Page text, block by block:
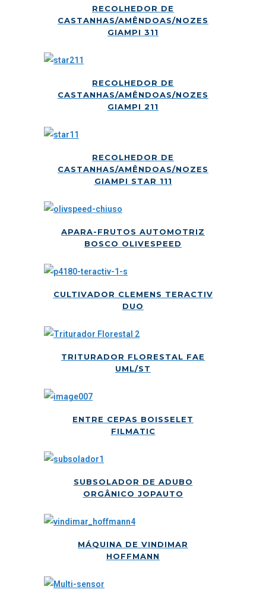
RECOLHEDOR DE
CASTANHAS/AMÊNDOAS/NOZES
GIAMPI 311
RECOLHEDOR DE
CASTANHAS/AMÊNDOAS/NOZES
GIAMPI 211
RECOLHEDOR DE
CASTANHAS/AMÊNDOAS/NOZES
GIAMPI STAR 111
APARA-FRUTOS AUTOMOTRIZ
BOSCO OLIVESPEED
CULTIVADOR CLEMENS TERACTIV
DUO
TRITURADOR FLORESTAL FAE
UML/ST
ENTRE CEPAS BOISSELET
FILMATIC
SUBSOLADOR DE ADUBO
ORGÂNICO JOPAUTO
MÁQUINA DE VINDIMAR
HOFFMANN